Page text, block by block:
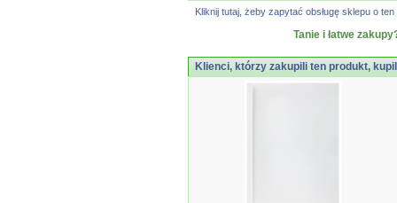
Kliknij tutaj, żeby zapytać obsługę sklepu o
Tanie i łatwe
Klienci, którzy zakupili ten produkt,